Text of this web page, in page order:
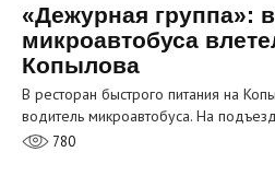
«Дежурная группа»:
микроавтобуса
Копылова
В ресторан быстрого питания на
водитель микроавтобуса. На
780